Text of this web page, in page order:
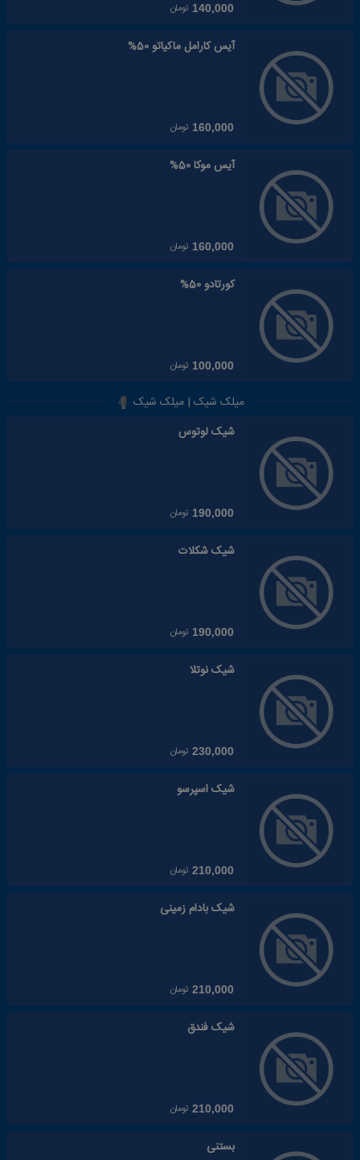
140,000 تومان
آیس کارامل ماکیاتو 50%
160,000 تومان
آیس موکا 50%
160,000 تومان
کورتادو 50%
100,000 تومان
میلک شیک | میلک شیک
شیک لوتوس
190,000 تومان
شیک شکلات
190,000 تومان
شیک نوتلا
230,000 تومان
شیک اسپرسو
210,000 تومان
شیک بادام زمینی
210,000 تومان
شیک فندق
210,000 تومان
بستنی